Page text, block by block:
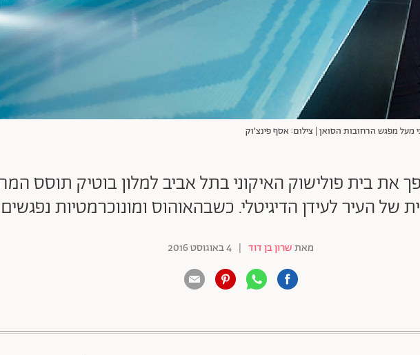
מעל מפגש הרחובות הסואן | צילום: אסף פינצ'וק
בית פולישוק האיקוני בתל אביב למלון בוטיק תוסס
של העיר לעידן הדיגיטלי. כשבהאוהוס ומונוכרמטיות נפגשים
מאתשרון בן דוד | 4 באוגוסט 2016